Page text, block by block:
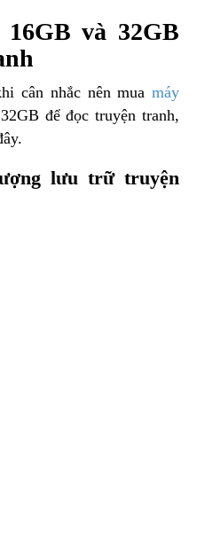
và 32GB
cân nhắc nên mua máy
để đọc truyện tranh,
lưu trữ truyện